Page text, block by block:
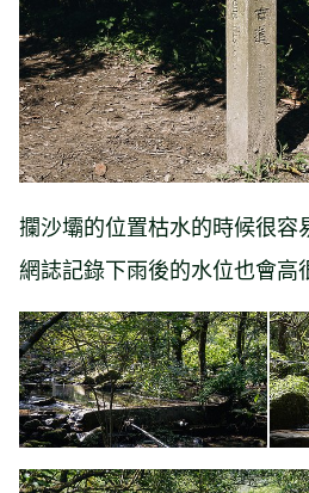
攔沙壩的位置枯水的時候很容
網誌記錄下雨後的水位也會高